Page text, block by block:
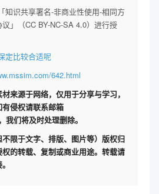
知识共享署名-非商业性使用-相同方
」（CC BY-NC-SA 4.0）进行授
定比较合适呢
642.html
来源于网络，仅用于分享与学习，
侵权请联系邮箱
，我们将及时处理删除。
限于文字、排版、图片等）版权归
的转载、复制或商业用途。转载请